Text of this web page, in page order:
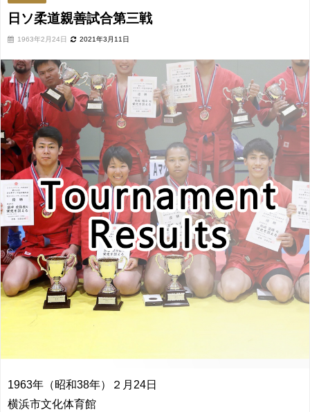
日ソ柔道親善試合第三戦
1963年2月24日 2021年3月11日
1963年（昭和38年）２月24日
横浜市文化体育館